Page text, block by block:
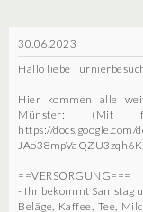
30.06.2023
Hallo liebe
Hier kommen alle
Münster: (Mit
https://docs.google.com/
==VERSORGUNG===
- Ihr bekommt Samstag
Beläge, Kaffee, Tee,